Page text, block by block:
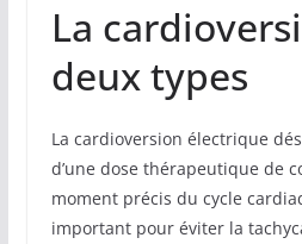
La
deux types
La cardioversion électrique
d’une dose thérapeutique de
moment précis du cycle
important pour éviter la